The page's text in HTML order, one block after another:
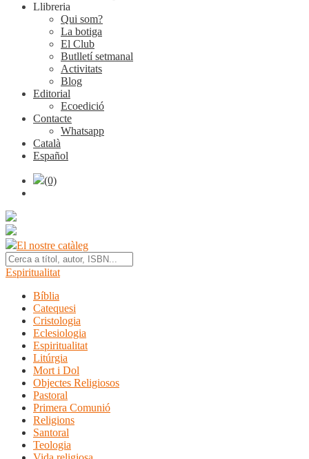
Llibreria
Qui som?
La botiga
El Club
Butlletí setmanal
Activitats
Blog
Editorial
Ecoedició
Contacte
Whatsapp
Català
Español
(0)
El nostre catàleg
Espiritualitat
Bíblia
Catequesi
Cristologia
Eclesiologia
Espiritualitat
Litúrgia
Mort i Dol
Objectes Religiosos
Pastoral
Primera Comunió
Religions
Santoral
Teologia